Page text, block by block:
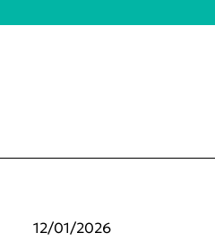
12/01/2026